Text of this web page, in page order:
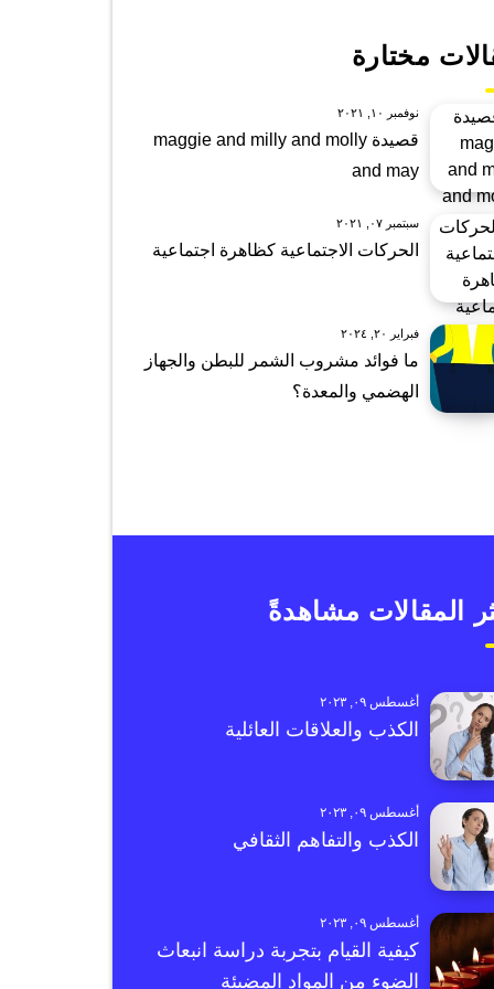
مختارة
نوفمبر ١٠, ٢٠٢١
قصيدة maggie and milly and molly
and may
سبتمبر ٠٧, ٢٠٢١
الحركات الاجتماعية كظاهرة اجتماعية
فبراير ٢٠, ٢٠٢٤
ما فوائد مشروب الشمر للبطن والجهاز
الهضمي والمعدة؟
المقالات مشاهدةً
أغسطس ٠٩, ٢٠٢٣
الكذب والعلاقات العائلية
أغسطس ٠٩, ٢٠٢٣
الكذب والتفاهم الثقافي
أغسطس ٠٩, ٢٠٢٣
كيفية القيام بتجربة دراسة انبعاث
الضوء من المواد المضيئة